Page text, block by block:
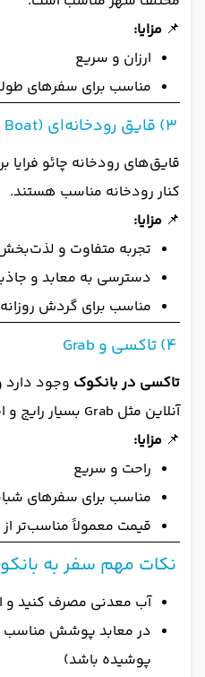
📌 مزایا:
ارزان و سریع
مناسب برای سفرهای
قایق‌های رودخانه چائو فرایا
کنار رودخانه مناسب هستند.
📌 مزایا:
تجربه متفاوت و
دسترسی به معابد و
مناسب برای گردش روزانه
تاکسی در بانکوک وجود
آنلاین مثل Grab بسیار رایج و اقتصادی هستند.
📌 مزایا:
راحت و سریع
مناسب برای سفرهای
قیمت معمولاً مناسب‌تر
نکات مهم سفر به
آب معدنی مصرف کنید و
در معابد پوشش مناسب
پوشیده باشد)